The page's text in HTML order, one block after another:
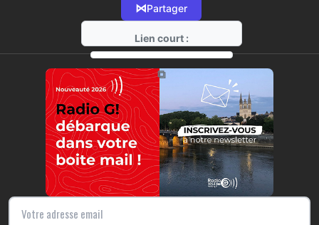
⋈Partager
Lien court :
https://radio-g.fr?3802
⧉